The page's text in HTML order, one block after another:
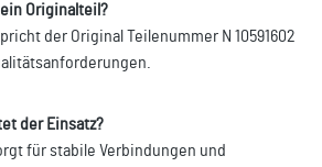
Originalteil?
der Original Teilenummer N 10591602
der Einsatz?
für stabile Verbindungen und